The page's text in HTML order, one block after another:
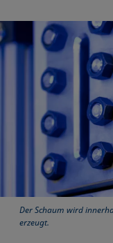
Der Schaum wird
erzeugt.